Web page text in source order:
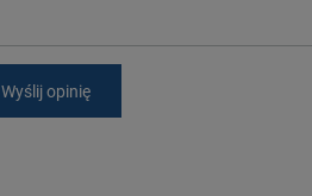
Wyślij opinię